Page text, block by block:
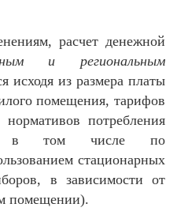
расчет денежной
и региональным
исходя из размера платы
помещения, тарифов
потребления
в том числе по
стационарных
в зависимости от
помещении).